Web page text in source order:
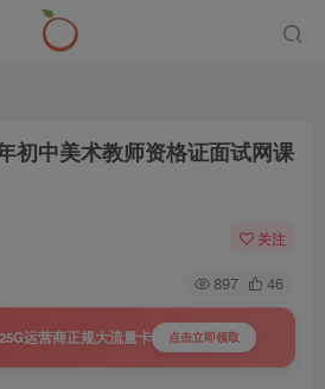
初中美术教师资格证面试网课
关注
897 46
运营商正规大流量卡 点击立即领取